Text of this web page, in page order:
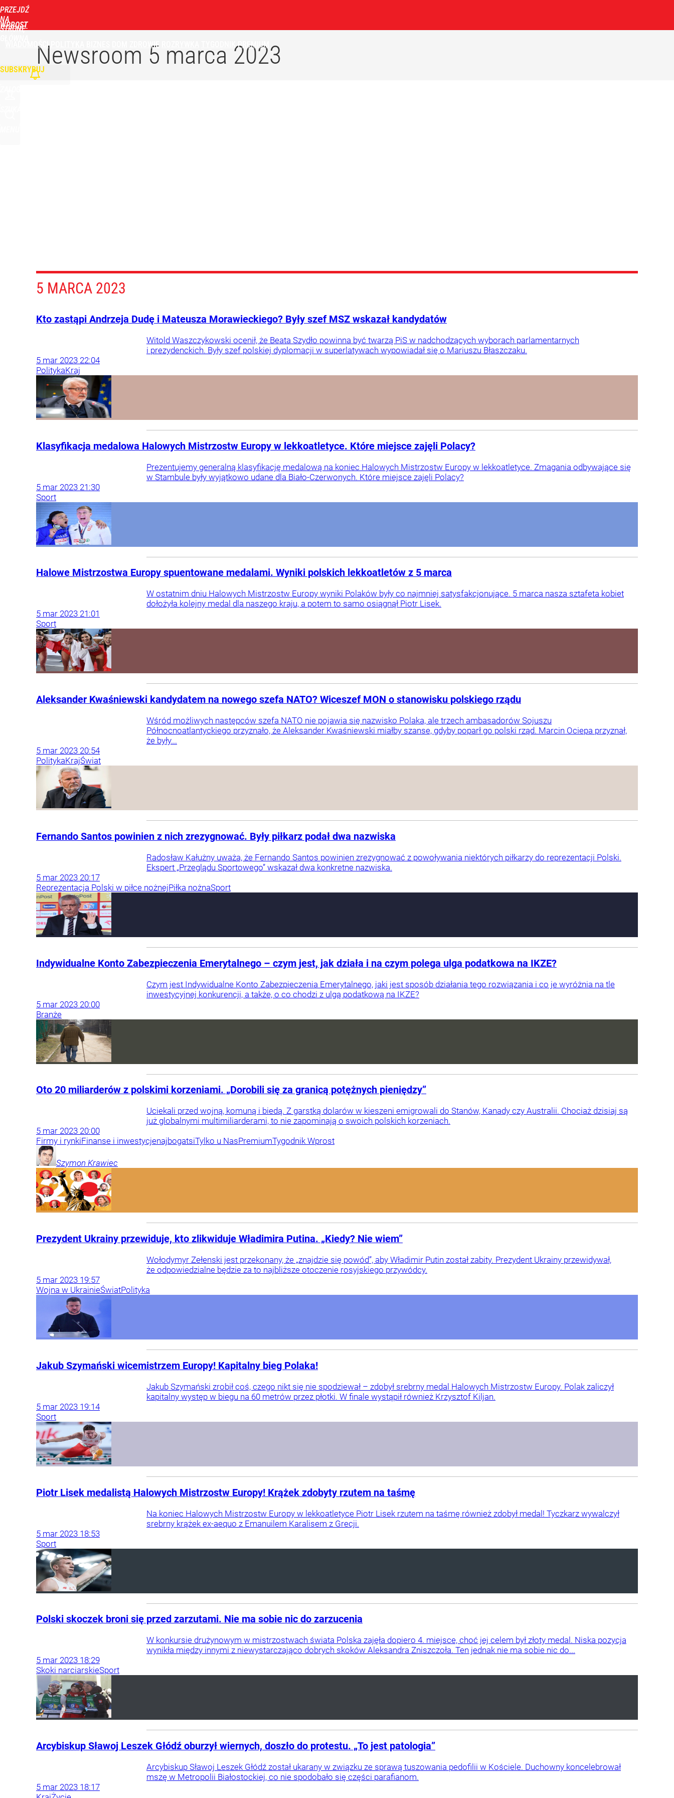
PRZEJDŹ
NA
STRONĘ
WPROST
WIADOMOŚCI ZDROWIE PREMIUM
SUBSKRYBUJNewsroom 5 marca 2023
5 MARCA 2023
Kto zastąpi Andrzeja Dudę i Mateusza Morawieckiego? Były szef MSZ wskazał kandydatów
Witold Waszczykowski ocenił, że Beata Szydło powinna być twarzą PiS w nadchodzących wyborach parlamentarnych
i prezydenckich. Były szef polskiej dyplomacji w superlatywach wypowiadał się o Mariuszu Błaszczaku.
5 mar 2023 22:04
PolitykaKraj
Klasyfikacja medalowa Halowych Mistrzostw Europy w lekkoatletyce. Które miejsce zajęli Polacy?
Prezentujemy generalną klasyfikację medalową na koniec Halowych Mistrzostw Europy w lekkoatletyce. Zmagania odbywające się
w Stambule były wyjątkowo udane dla Biało-Czerwonych. Które miejsce zajęli Polacy?
5 mar 2023 21:30
Sport
Halowe Mistrzostwa Europy spuentowane medalami. Wyniki polskich lekkoatletów z 5 marca
W ostatnim dniu Halowych Mistrzostw Europy wyniki Polaków były co najmniej satysfakcjonujące. 5 marca nasza sztafeta kobiet
dołożyła kolejny medal dla naszego kraju, a potem to samo osiągnął Piotr Lisek.
5 mar 2023 21:01
Sport
Aleksander Kwaśniewski kandydatem na nowego szefa NATO? Wiceszef MON o stanowisku polskiego rządu
Wśród możliwych następców szefa NATO nie pojawia się nazwisko Polaka, ale trzech ambasadorów Sojuszu
Północnoatlantyckiego przyznało, że Aleksander Kwaśniewski miałby szanse, gdyby poparł go polski rząd. Marcin Ociepa przyznał,
że były...
5 mar 2023 20:54
PolitykaKrajŚwiat
Fernando Santos powinien z nich zrezygnować. Były piłkarz podał dwa nazwiska
Radosław Kałużny uważa, że Fernando Santos powinien zrezygnować z powoływania niektórych piłkarzy do reprezentacji Polski.
Ekspert „Przeglądu Sportowego” wskazał dwa konkretne nazwiska.
5 mar 2023 20:17
Reprezentacja Polski w piłce nożnejPiłka nożnaSport
Indywidualne Konto Zabezpieczenia Emerytalnego – czym jest, jak działa i na czym polega ulga podatkowa na IKZE?
Czym jest Indywidualne Konto Zabezpieczenia Emerytalnego, jaki jest sposób działania tego rozwiązania i co je wyróżnia na tle
inwestycyjnej konkurencji, a także, o co chodzi z ulgą podatkową na IKZE?
5 mar 2023 20:00
Branże
Oto 20 miliarderów z polskimi korzeniami. „Dorobili się za granicą potężnych pieniędzy”
Uciekali przed wojną, komuną i biedą. Z garstką dolarów w kieszeni emigrowali do Stanów, Kanady czy Australii. Chociaż dzisiaj są
już globalnymi multimiliarderami, to nie zapominają o swoich polskich korzeniach.
5 mar 2023 20:00
Firmy i rynkiFinanse i inwestycjenajbogatsiTylko u NasPremiumTygodnik Wprost
Szymon Krawiec
Prezydent Ukrainy przewiduje, kto zlikwiduje Władimira Putina. „Kiedy? Nie wiem”
Wołodymyr Zełenski jest przekonany, że „znajdzie się powód”, aby Władimir Putin został zabity. Prezydent Ukrainy przewidywał,
że odpowiedzialne będzie za to najbliższe otoczenie rosyjskiego przywódcy.
5 mar 2023 19:57
Wojna w UkrainieŚwiatPolityka
Jakub Szymański wicemistrzem Europy! Kapitalny bieg Polaka!
Jakub Szymański zrobił coś, czego nikt się nie spodziewał – zdobył srebrny medal Halowych Mistrzostw Europy. Polak zaliczył
kapitalny występ w biegu na 60 metrów przez płotki. W finale wystąpił również Krzysztof Kiljan.
5 mar 2023 19:14
Sport
Piotr Lisek medalistą Halowych Mistrzostw Europy! Krążek zdobyty rzutem na taśmę
Na koniec Halowych Mistrzostw Europy w lekkoatletyce Piotr Lisek rzutem na taśmę również zdobył medal! Tyczkarz wywalczył
srebrny krążek ex-aequo z Emanuilem Karalisem z Grecji.
5 mar 2023 18:53
Sport
Polski skoczek broni się przed zarzutami. Nie ma sobie nic do zarzucenia
W konkursie drużynowym w mistrzostwach świata Polska zajęła dopiero 4. miejsce, choć jej celem był złoty medal. Niska pozycja
wynikła między innymi z niewystarczająco dobrych skoków Aleksandra Zniszczoła. Ten jednak nie ma sobie nic do...
5 mar 2023 18:29
Skoki narciarskieSport
Arcybiskup Sławoj Leszek Głódź oburzył wiernych, doszło do protestu. „To jest patologia”
Arcybiskup Sławoj Leszek Głódź został ukarany w związku ze sprawą tuszowania pedofilii w Kościele. Duchowny koncelebrował
mszę w Metropolii Białostockiej, co nie spodobało się części parafianom.
5 mar 2023 18:17